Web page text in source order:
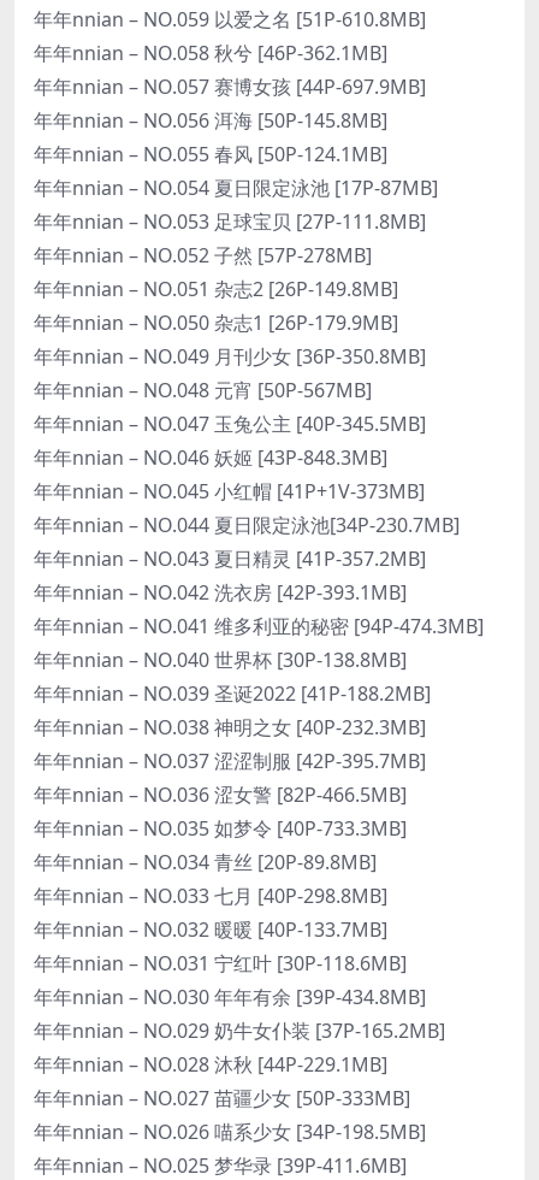
年年nnian – NO.059 以爱之名 [51P-610.8MB]
年年nnian – NO.058 秋兮 [46P-362.1MB]
年年nnian – NO.057 赛博女孩 [44P-697.9MB]
年年nnian – NO.056 洱海 [50P-145.8MB]
年年nnian – NO.055 春风 [50P-124.1MB]
年年nnian – NO.054 夏日限定泳池 [17P-87MB]
年年nnian – NO.053 足球宝贝 [27P-111.8MB]
年年nnian – NO.052 子然 [57P-278MB]
年年nnian – NO.051 杂志2 [26P-149.8MB]
年年nnian – NO.050 杂志1 [26P-179.9MB]
年年nnian – NO.049 月刊少女 [36P-350.8MB]
年年nnian – NO.048 元宵 [50P-567MB]
年年nnian – NO.047 玉兔公主 [40P-345.5MB]
年年nnian – NO.046 妖姬 [43P-848.3MB]
年年nnian – NO.045 小红帽 [41P+1V-373MB]
年年nnian – NO.044 夏日限定泳池[34P-230.7MB]
年年nnian – NO.043 夏日精灵 [41P-357.2MB]
年年nnian – NO.042 洗衣房 [42P-393.1MB]
年年nnian – NO.041 维多利亚的秘密 [94P-474.3MB]
年年nnian – NO.040 世界杯 [30P-138.8MB]
年年nnian – NO.039 圣诞2022 [41P-188.2MB]
年年nnian – NO.038 神明之女 [40P-232.3MB]
年年nnian – NO.037 涩涩制服 [42P-395.7MB]
年年nnian – NO.036 涩女警 [82P-466.5MB]
年年nnian – NO.035 如梦令 [40P-733.3MB]
年年nnian – NO.034 青丝 [20P-89.8MB]
年年nnian – NO.033 七月 [40P-298.8MB]
年年nnian – NO.032 暖暖 [40P-133.7MB]
年年nnian – NO.031 宁红叶 [30P-118.6MB]
年年nnian – NO.030 年年有余 [39P-434.8MB]
年年nnian – NO.029 奶牛女仆装 [37P-165.2MB]
年年nnian – NO.028 沐秋 [44P-229.1MB]
年年nnian – NO.027 苗疆少女 [50P-333MB]
年年nnian – NO.026 喵系少女 [34P-198.5MB]
年年nnian – NO.025 梦华录 [39P-411.6MB]